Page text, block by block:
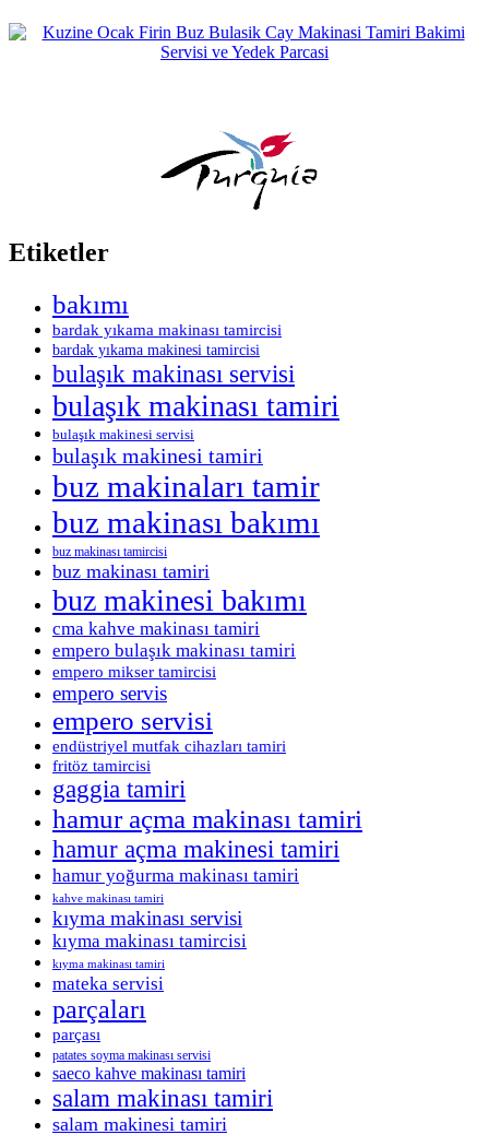
Etiketler
bakımı
bardak yıkama makinası tamircisi
bardak yıkama makinesi tamircisi
bulaşık makinası servisi
bulaşık makinası tamiri
bulaşık makinesi servisi
bulaşık makinesi tamiri
buz makinaları tamir
buz makinası bakımı
buz makinası tamircisi
buz makinası tamiri
buz makinesi bakımı
cma kahve makinası tamiri
empero bulaşık makinası tamiri
empero mikser tamircisi
empero servis
empero servisi
endüstriyel mutfak cihazları tamiri
fritöz tamircisi
gaggia tamiri
hamur açma makinası tamiri
hamur açma makinesi tamiri
hamur yoğurma makinası tamiri
kahve makinası tamiri
kıyma makinası servisi
kıyma makinası tamircisi
kıyma makinası tamiri
mateka servisi
parçaları
parçası
patates soyma makinası servisi
saeco kahve makinası tamiri
salam makinası tamiri
salam makinesi tamiri